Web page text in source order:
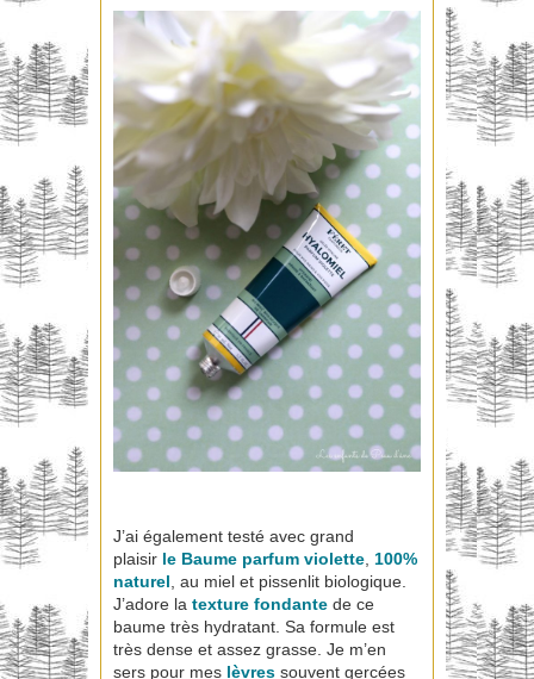
J’ai également testé avec grand
plaisir le Baume parfum violette 100%
naturel , au miel et pissenlit biologique.
J’adore la texture fondante de ce
baume très hydratant. Sa formule est
très dense et assez grasse. Je m’en
sers pour mes lèvres souvent gercées